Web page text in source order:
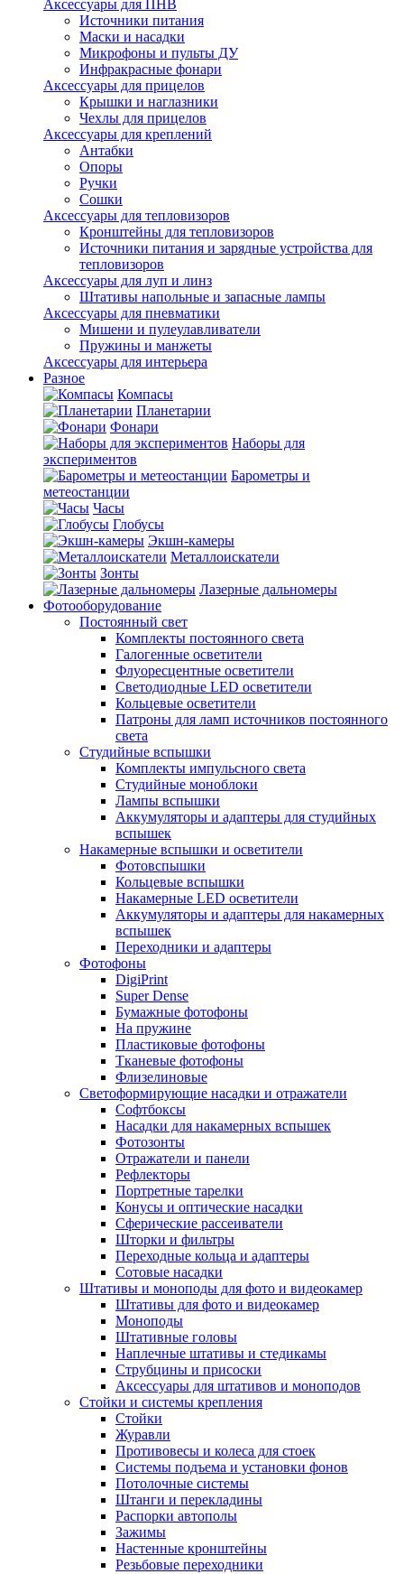
Аксессуары для ПНВ
Источники питания
Маски и насадки
Микрофоны и пульты ДУ
Инфракрасные фонари
Аксессуары для прицелов
Крышки и наглазники
Чехлы для прицелов
Аксессуары для креплений
Антабки
Опоры
Ручки
Сошки
Аксессуары для тепловизоров
Кронштейны для тепловизоров
Источники питания и зарядные устройства для
тепловизоров
Аксессуары для луп и линз
Штативы напольные и запасные лампы
Аксессуары для пневматики
Мишени и пулеулавливатели
Пружины и манжеты
Аксессуары для интерьера
Разное
Компасы
Планетарии
Фонари
Наборы для
экспериментов
Барометры и
метеостанции
Часы
Глобусы
Экшн-камеры
Металлоискатели
Зонты
Лазерные дальномеры
Фотооборудование
Постоянный свет
Комплекты постоянного света
Галогенные осветители
Флуоресцентные осветители
Светодиодные LED осветители
Кольцевые осветители
Патроны для ламп источников постоянного
света
Студийные вспышки
Комплекты импульсного света
Студийные моноблоки
Лампы вспышки
Аккумуляторы и адаптеры для студийных
вспышек
Накамерные вспышки и осветители
Фотовспышки
Кольцевые вспышки
Накамерные LED осветители
Аккумуляторы и адаптеры для накамерных
вспышек
Переходники и адаптеры
Фотофоны
DigiPrint
Super Dense
Бумажные фотофоны
На пружине
Пластиковые фотофоны
Тканевые фотофоны
Флизелиновые
Светоформирующие насадки и отражатели
Софтбоксы
Насадки для накамерных вспышек
Фотозонты
Отражатели и панели
Рефлекторы
Портретные тарелки
Конусы и оптические насадки
Сферические рассеиватели
Шторки и фильтры
Переходные кольца и адаптеры
Сотовые насадки
Штативы и моноподы для фото и видеокамер
Штативы для фото и видеокамер
Моноподы
Штативные головы
Наплечные штативы и стедикамы
Струбцины и присоски
Аксессуары для штативов и моноподов
Стойки и системы крепления
Стойки
Журавли
Противовесы и колеса для стоек
Системы подъема и установки фонов
Потолочные системы
Штанги и перекладины
Распорки автополы
Зажимы
Настенные кронштейны
Резьбовые переходники